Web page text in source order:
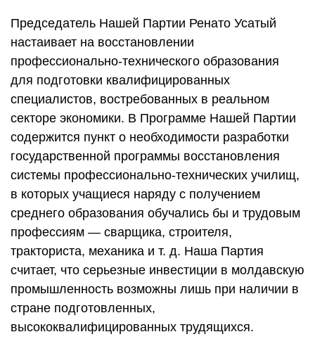
Председатель Нашей Партии Ренато Усатый
настаивает на восстановлении
профессионально-технического образования
для подготовки квалифицированных
специалистов, востребованных в реальном
секторе экономики. В Программе Нашей Партии
содержится пункт о необходимости разработки
государственной программы восстановления
системы профессионально-технических училищ,
в которых учащиеся наряду с получением
среднего образования обучались бы и трудовым
профессиям — сварщика, строителя,
тракториста, механика и т. д. Наша Партия
считает, что серьезные инвестиции в молдавскую
промышленность возможны лишь при наличии в
стране подготовленных,
высококвалифицированных трудящихся.